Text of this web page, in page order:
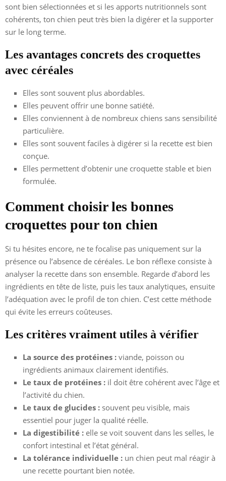
sont bien sélectionnées et si les apports nutritionnels sont
cohérents, ton chien peut très bien la digérer et la supporter
sur le long terme.
Les avantages concrets des croquettes
avec céréales
Elles sont souvent plus abordables.
Elles peuvent offrir une bonne satiété.
Elles conviennent à de nombreux chiens sans sensibilité
particulière.
Elles sont souvent faciles à digérer si la recette est bien
conçue.
Elles permettent d’obtenir une croquette stable et bien
formulée.
Comment choisir les bonnes
croquettes pour ton chien
Si tu hésites encore, ne te focalise pas uniquement sur la
présence ou l’absence de céréales. Le bon réflexe consiste à
analyser la recette dans son ensemble. Regarde d’abord les
ingrédients en tête de liste, puis les taux analytiques, ensuite
l’adéquation avec le profil de ton chien. C’est cette méthode
qui évite les erreurs coûteuses.
Les critères vraiment utiles à vérifier
La source des protéines : viande, poisson ou
ingrédients animaux clairement identifiés.
Le taux de protéines : il doit être cohérent avec l’âge et
l’activité du chien.
Le taux de glucides : souvent peu visible, mais
essentiel pour juger la qualité réelle.
La digestibilité : elle se voit souvent dans les selles, le
confort intestinal et l’état général.
La tolérance individuelle : un chien peut mal réagir à
une recette pourtant bien notée.